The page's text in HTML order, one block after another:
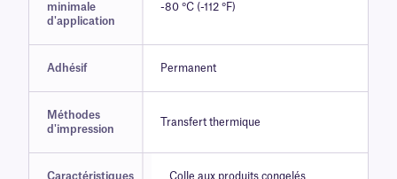
minimale
d'application
-80 °C (-112 °F)
Adhésif Permanent
Méthodes
d'impression
Transfert thermique
Caractéristiques Colle aux produits congelés